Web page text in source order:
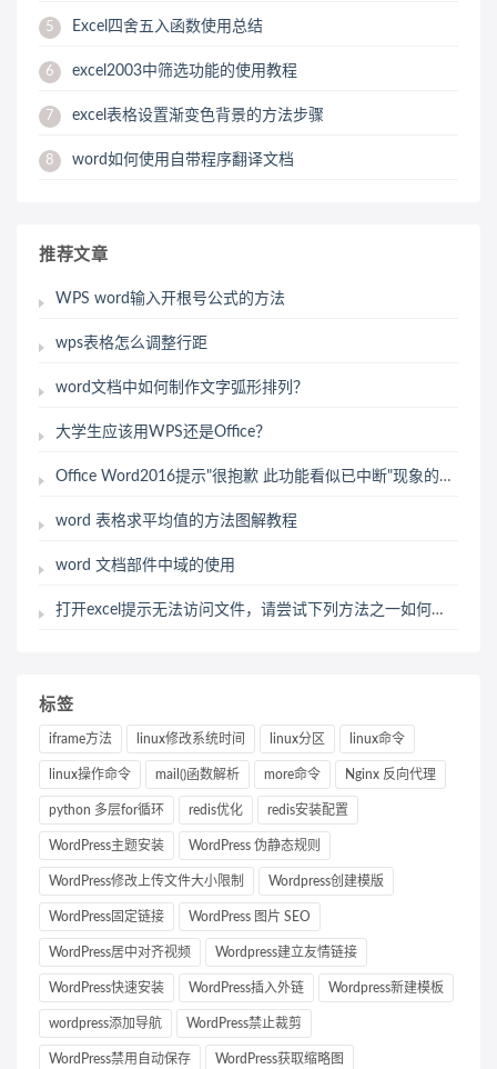
5 Excel四舍五入函数使用总结
6 excel2003中筛选功能的使用教程
7 excel表格设置渐变色背景的方法步骤
8 word如何使用自带程序翻译文档
推荐文章
WPS word输入开根号公式的方法
wps表格怎么调整行距
word文档中如何制作文字弧形排列？
大学生应该用WPS还是Office？
Office Word2016提示"很抱歉 此功能看似已中断"现象的解决办法
word 表格求平均值的方法图解教程
word 文档部件中域的使用
打开excel提示无法访问文件，请尝试下列方法之一如何解决？
标签
iframe方法 linux修改系统时间 linux分区 linux命令
linux操作命令 mail()函数解析 more命令 Nginx 反向代理
python 多层for循环 redis优化 redis安装配置
WordPress主题安装 WordPress 伪静态规则
WordPress修改上传文件大小限制 Wordpress创建模版
WordPress固定链接 WordPress 图片 SEO
WordPress居中对齐视频 Wordpress建立友情链接
WordPress快速安装 WordPress插入外链 Wordpress新建模板
wordpress添加导航 WordPress禁止裁剪
WordPress禁用自动保存 WordPress获取缩略图